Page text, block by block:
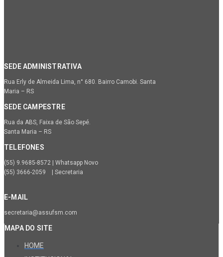
SEDE ADMINISTRATIVA
Rua Erly de Almeida Lima, n° 680. Bairro Camobi. Santa
Maria – RS
SEDE CAMPESTRE
Rua da ABS, Faixa de São Sepé.
Santa Maria – RS
TELEFONES
(55) 9.9685-8572 | Whatsapp Novo
(55) 3666-2059 | Secretaria
E-MAIL
secretaria@assufsm.com
MAPA DO SITE
HOME